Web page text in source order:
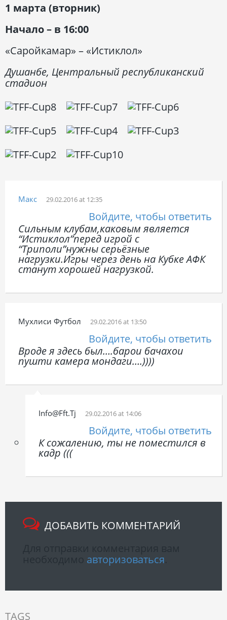
1 марта (вторник)
Начало – в 16:00
«Саройкамар» – «Истиклол»
Душанбе, Центральный республиканский
стадион
Макс 29.02.2016 at 12:35
Войдите, чтобы ответить
Сильным клубам,каковым является
“Истиклол”перед игрой с
“Триполи”нужны серьёзные
нагрузки.Игры через день на Кубке АФК
станут хорошей нагрузкой.
Мухлиси Футбол 29.02.2016 at 13:50
Войдите, чтобы ответить
Вроде я здесь был….барои бачахои
пушти камера мондаги….))))
Info@fft.tj 29.02.2016 at 14:06
Войдите, чтобы ответить
К сожалению, ты не поместился в
кадр (((
ДОБАВИТЬ КОММЕНТАРИЙ
авторизоваться
TAGS